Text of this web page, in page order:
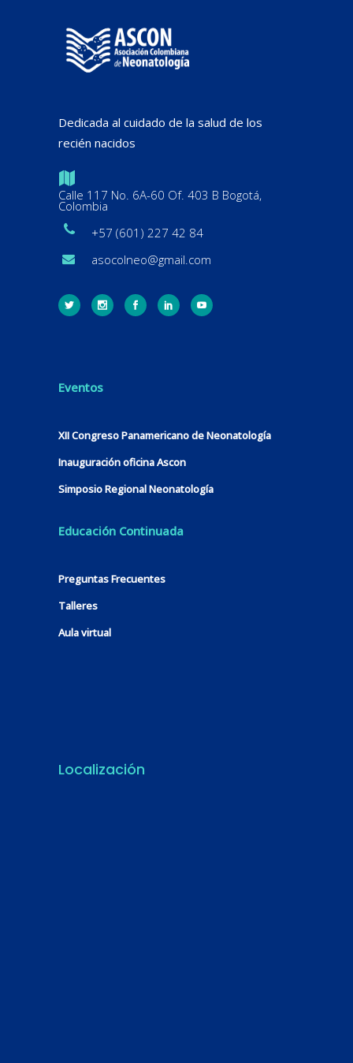
Dedicada al cuidado de la salud de los
recién nacidos
Calle 117 No. 6A-60 Of. 403 B Bogotá,
Colombia
+57 (601) 227 42 84
asocolneo@gmail.com
Eventos
XII Congreso Panamericano de Neonatología
Inauguración oficina Ascon
Simposio Regional Neonatología
Educación Continuada
Preguntas Frecuentes
Talleres
Aula virtual
Localización